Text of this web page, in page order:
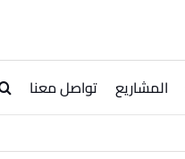
المشاريع تواصل معنا